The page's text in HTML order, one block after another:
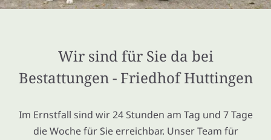
Wir sind für Sie da bei
Bestattungen - Friedhof Huttingen
Im Ernstfall sind wir 24 Stunden am Tag und 7 Tage
die Woche für Sie erreichbar. Unser Team für